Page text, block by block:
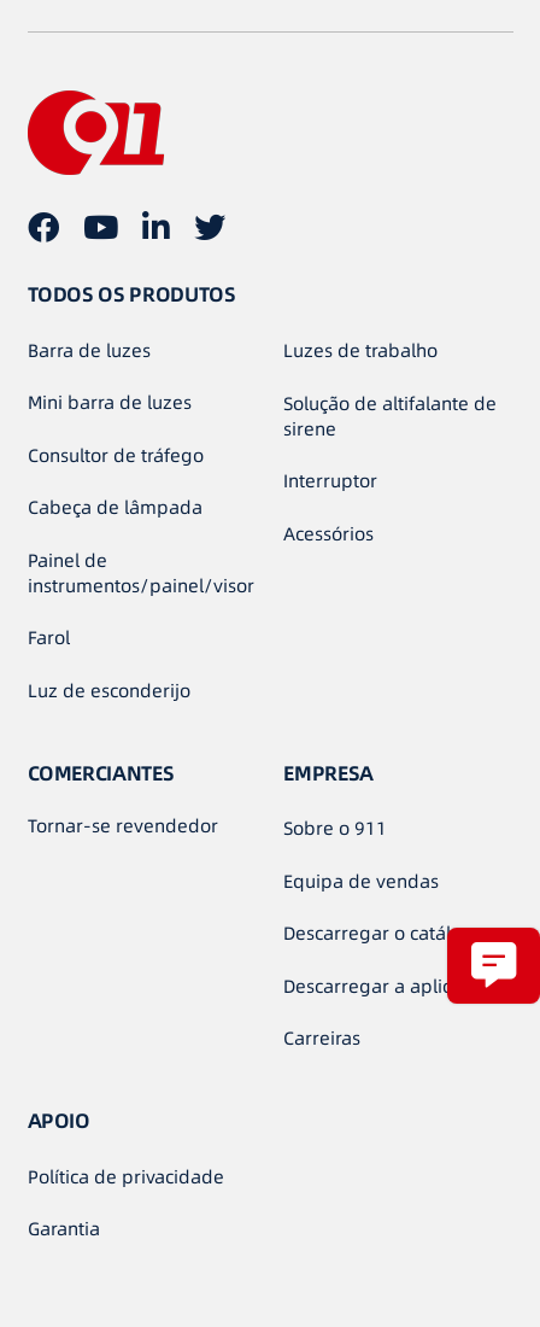
TODOS OS PRODUTOS
Barra de luzes
Mini barra de luzes
Consultor de tráfego
Cabeça de lâmpada
Painel de
instrumentos/painel/visor
Farol
Luz de esconderijo
Luzes de trabalho
Solução de altifalante de
sirene
Interruptor
Acessórios
COMERCIANTES
Tornar-se revendedor
EMPRESA
Sobre o 911
Equipa de vendas
Descarregar o catálogo
Descarregar a aplicação
Carreiras
APOIO
Política de privacidade
Garantia